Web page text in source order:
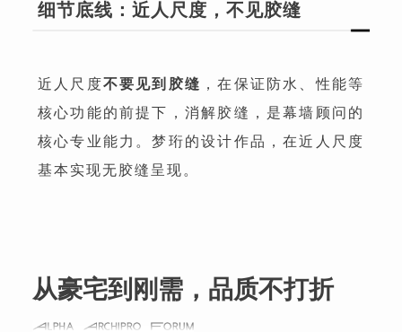
细节底线：近人尺度，不见胶缝
近人尺度不要见到胶缝 ，在保证防水、性能等
核心功能的前提下，消解胶缝，是幕墙顾问的
核心专业能力。梦珩的设计作品，在近人尺度
基本实现无胶缝呈现。
从豪宅到刚需，品质不打折